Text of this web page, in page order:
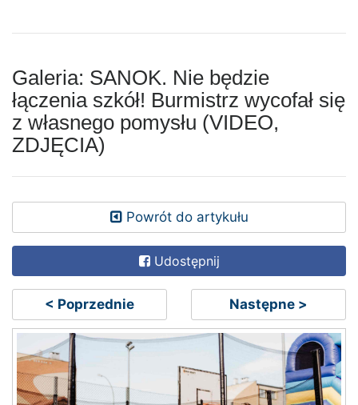
Galeria: SANOK. Nie będzie
łączenia szkół! Burmistrz wycofał się
z własnego pomysłu (VIDEO,
ZDJĘCIA)
Powrót do artykułu
Udostępnij
< Poprzednie Następne >